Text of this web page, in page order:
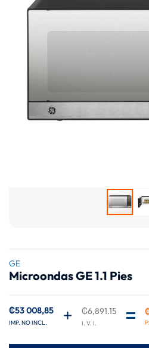
GE
Microondas GE 1.1 Pies
Precio
especial
₡6,891.15
₡53 008,85
galería
comienzo
de
de
imágenes